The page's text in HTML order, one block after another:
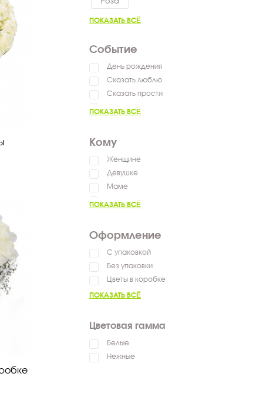
ПОКАЗАТЬ ВСЁ
Событие
День рождения
Сказать люблю
Сказать прости
Выздоравливай
ПОКАЗАТЬ ВСЁ
Кому
Женщине
Девушке
Маме
Мужчине
ПОКАЗАТЬ ВСЁ
Оформление
С упаковкой
Без упаковки
Цветы в коробке
ПОКАЗАТЬ ВСЁ
Цветовая гамма
Белые
Нежные